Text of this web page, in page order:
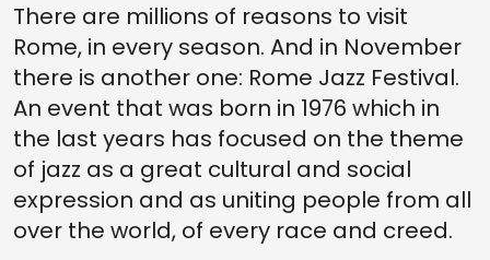
There are millions of reasons to visit
Rome, in every season. And in November
there is another one: Rome Jazz Festival.
An event that was born in 1976 which in
the last years has focused on the theme
of jazz as a great cultural and social
expression and as uniting people from all
over the world, of every race and creed.